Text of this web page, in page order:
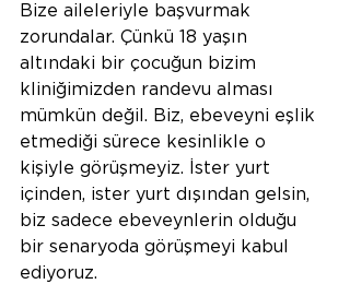
Bize aileleriyle başvurmak
zorundalar. Çünkü 18 yaşın
altındaki bir çocuğun bizim
kliniğimizden randevu alması
mümkün değil. Biz, ebeveyni eşlik
etmediği sürece kesinlikle o
kişiyle görüşmeyiz. İster yurt
içinden, ister yurt dışından gelsin,
biz sadece ebeveynlerin olduğu
bir senaryoda görüşmeyi kabul
ediyoruz.